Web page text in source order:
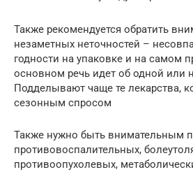
Также рекомендуется обратить
незаметных неточностей –
годности на упаковке и на самом
основном речь идет об одной или
Подделывают чаще те лекарства,
сезонным спросом
Также нужно быть внимательным
противовоспалительных,
противоопухолевых,